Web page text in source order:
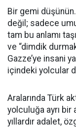
Bir gemi
değil; sadece
tam bu anlamı
ve “dimdik
Gazze’ye insani
içindeki yolcular
Aralarında Türk
yolculuğa ayrı bir
yıllardır adalet,